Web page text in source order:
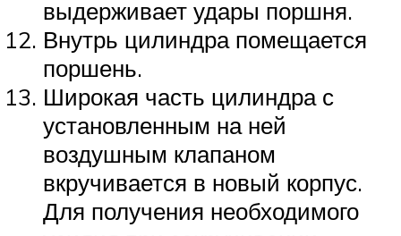
выдерживает удары поршня.
Внутрь цилиндра помещается
поршень.
Широкая часть цилиндра с
установленным на ней
воздушным клапаном
вкручивается в новый корпус.
Для получения необходимого